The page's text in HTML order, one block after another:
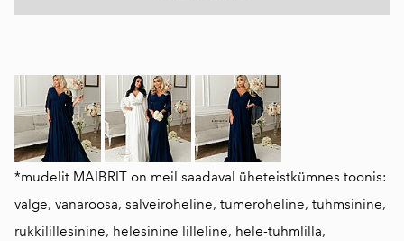
*mudelit MAIBRIT on meil saadaval üheteistkümnes toonis:
valge, vanaroosa, salveiroheline, tumeroheline, tuhmsinine,
rukkilillesinine, helesinine lilleline, hele-tuhmlilla,